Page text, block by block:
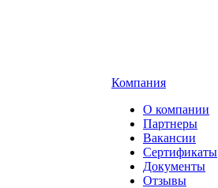
Компания
О компании
Партнеры
Вакансии
Сертификаты
Документы
Отзывы